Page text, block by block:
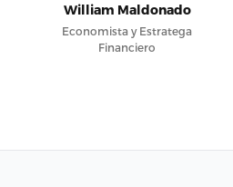
William Maldonado
Economista y Estratega
Financiero